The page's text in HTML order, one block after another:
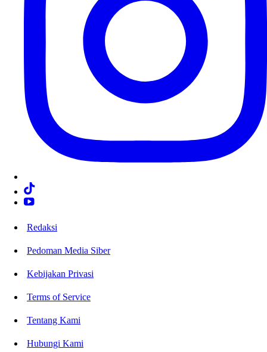
Redaksi
Pedoman Media Siber
Kebijakan Privasi
Terms of Service
Tentang Kami
Hubungi Kami